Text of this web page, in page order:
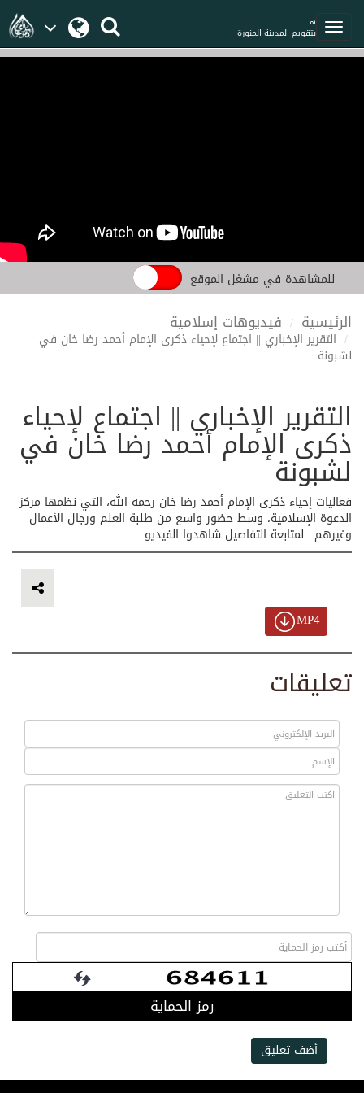
هـ
بتقويم المدينة المنورة
للمشاهدة في مشغل الموقع
الرئيسية فيديوهات إسلامية
التقرير الإخباري || اجتماع لإحياء ذكرى الإمام أحمد رضا خان في
لشبونة
التقرير الإخباري || اجتماع لإحياء
ذكرى الإمام أحمد رضا خان في
لشبونة
فعاليات إحياء ذكرى الإمام أحمد رضا خان رحمه الله، التي نظمها مركز
الدعوة الإسلامية، وسط حضور واسع من طلبة العلم ورجال الأعمال
وغيرهم.. لمتابعة التفاصيل شاهدوا الفيديو
MP4
تعليقات
رمز الحماية
أضف تعليق